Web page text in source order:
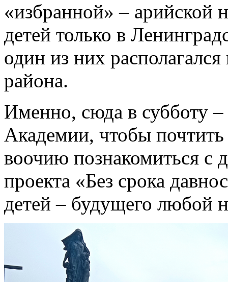
«избранной» –
детей только в
один из них
района.
Именно, сюда в субботу
Академии, чтобы
воочию познакомиться с
проекта «Без срока
детей – будущего любой